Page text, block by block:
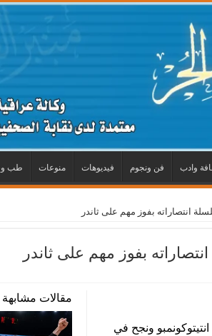
وادب فن ونجوم فيديوهات منوعات طب
انتصاراته بفوز مهم على ثاندر
بفوز مهم على ثاندر
مقالات مشابهة
ونجح في